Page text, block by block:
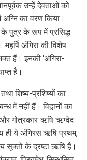
उन्हें देवताओं को
का वरण किया।
के पुत्र के रूप में प्रसिद्ध
अंगिरा की विशेष
हैं। इनकी ‘अंगिरा-
है।
शिष्य-प्रशिष्यों का
में नहीं हैं। विद्वानों का
और गोत्रकार ऋषि ऋग्वेद
ये अंगिरस ऋषि प्रथम,
सूक्तों के द्रष्टा ऋषि हैं।